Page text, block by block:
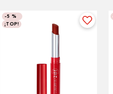
-5 %
¡TOP!